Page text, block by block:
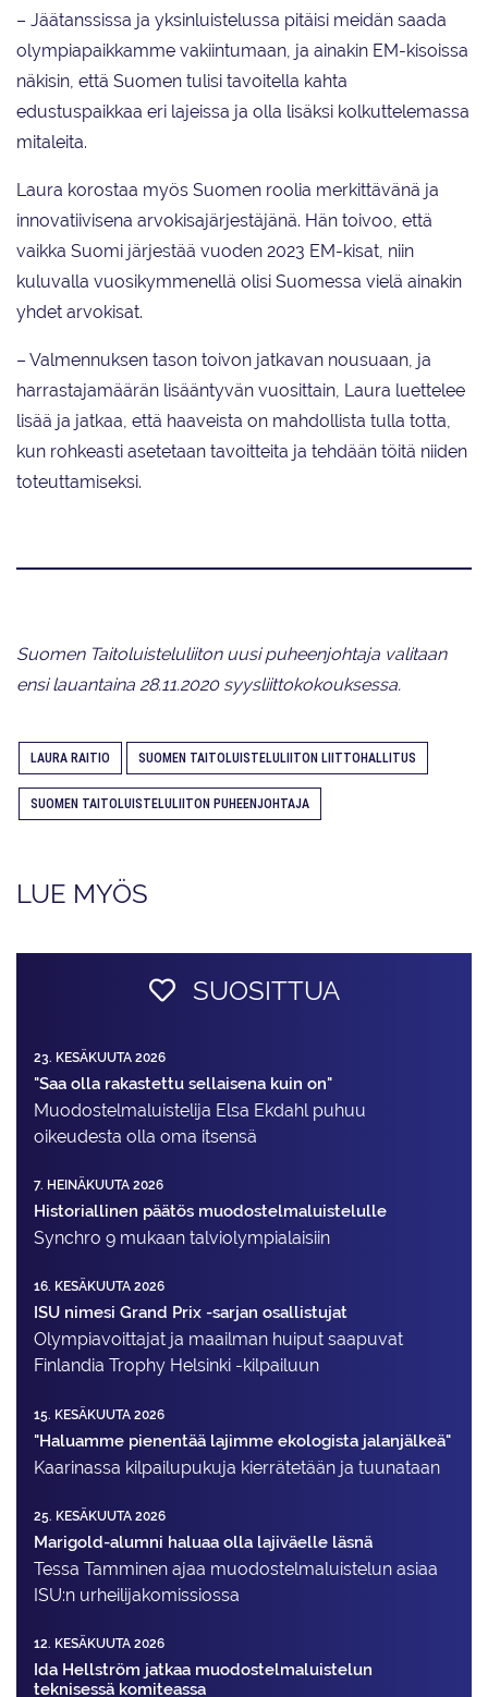
– Jäätanssissa ja yksinluistelussa pitäisi meidän saada
olympiapaikkamme vakiintumaan, ja ainakin EM-kisoissa
näkisin, että Suomen tulisi tavoitella kahta
edustuspaikkaa eri lajeissa ja olla lisäksi kolkuttelemassa
mitaleita.
Laura korostaa myös Suomen roolia merkittävänä ja
innovatiivisena arvokisajärjestäjänä. Hän toivoo, että
vaikka Suomi järjestää vuoden 2023 EM-kisat, niin
kuluvalla vuosikymmenellä olisi Suomessa vielä ainakin
yhdet arvokisat.
– Valmennuksen tason toivon jatkavan nousuaan, ja
harrastajamäärän lisääntyvän vuosittain, Laura luettelee
lisää ja jatkaa, että haaveista on mahdollista tulla totta,
kun rohkeasti asetetaan tavoitteita ja tehdään töitä niiden
toteuttamiseksi.
Suomen Taitoluisteluliiton uusi puheenjohtaja valitaan
ensi lauantaina 28.11.2020 syysliittokokouksessa.
LAURA RAITIO SUOMEN TAITOLUISTELULIITON LIITTOHALLITUS
SUOMEN TAITOLUISTELULIITON PUHEENJOHTAJA
LUE MYÖS
SUOSITTUA
23. KESÄKUUTA 2026
"Saa olla rakastettu sellaisena kuin on"
Muodostelma­luistelija Elsa Ekdahl puhuu
oikeudesta olla oma itsensä
7. HEINÄKUUTA 2026
Historiallinen päätös muodostelmaluistelulle
Synchro 9 mukaan talviolympialaisiin
16. KESÄKUUTA 2026
ISU nimesi Grand Prix -sarjan osallistujat
Olympiavoittajat ja maailman huiput saapuvat
Finlandia Trophy Helsinki -kilpailuun
15. KESÄKUUTA 2026
"Haluamme pienentää lajimme ekologista jalanjälkeä"
Kaarinassa kilpailupukuja kierrätetään ja tuunataan
25. KESÄKUUTA 2026
Marigold-alumni haluaa olla lajiväelle läsnä
Tessa Tamminen ajaa muodostelma­luistelun asiaa
ISU:n urheilija­komissiossa
12. KESÄKUUTA 2026
Ida Hellström jatkaa muodostelmaluistelun
teknisessä komiteassa